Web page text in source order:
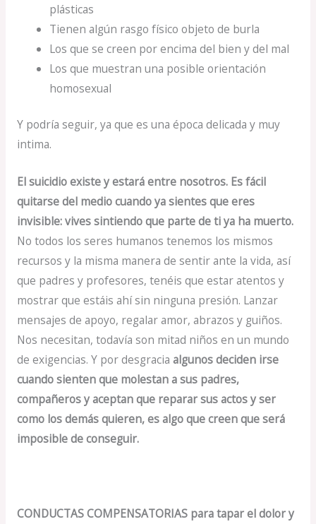
plásticas
Tienen algún rasgo físico objeto de burla
Los que se creen por encima del bien y del mal
Los que muestran una posible orientación
homosexual
Y podría seguir, ya que es una época delicada y muy
intima.
El suicidio existe y estará entre nosotros. Es fácil
quitarse del medio cuando ya sientes que eres
invisible: vives sintiendo que parte de ti ya ha muerto.
No todos los seres humanos tenemos los mismos
recursos y la misma manera de sentir ante la vida, así
que padres y profesores, tenéis que estar atentos y
mostrar que estáis ahí sin ninguna presión. Lanzar
mensajes de apoyo, regalar amor, abrazos y guiños.
Nos necesitan, todavía son mitad niños en un mundo
de exigencias. Y por desgracia algunos deciden irse
cuando sienten que molestan a sus padres,
compañeros y aceptan que reparar sus actos y ser
como los demás quieren, es algo que creen que será
imposible de conseguir.
CONDUCTAS COMPENSATORIAS para tapar el dolor y